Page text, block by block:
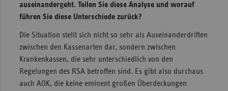
auseinandergeht. Teilen Sie diese Analyse und worauf
führen Sie diese Unterschiede zurück?
Die Situation stellt sich nicht so sehr als Auseinanderdriften
zwischen den Kassenarten dar, sondern zwischen
Krankenkassen, die sehr unterschiedlich von den
Regelungen des RSA betroffen sind. Es gibt also durchaus
auch AOK, die keine eminent großen Überdeckungen